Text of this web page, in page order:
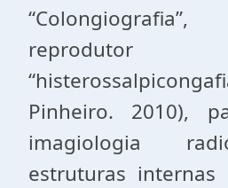
reprodutor
Pinheiro. 2010),
imagiologia
estruturas